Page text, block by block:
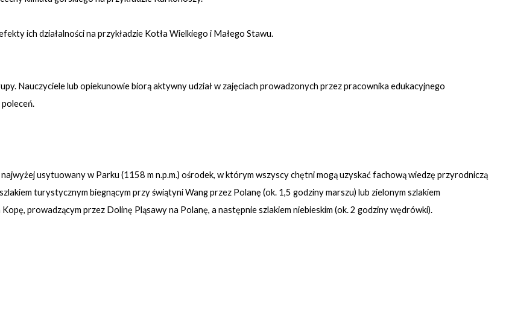
ich działalności na przykładzie Kotła Wielkiego i Małego Stawu.
Nauczyciele lub opiekunowie biorą aktywny udział w zajęciach prowadzonych przez pracownika edukacyjnego
usytuowany w Parku (1158 m n.p.m.) ośrodek, w którym wszyscy chętni mogą uzyskać fachową wiedzę przyrodniczą
turystycznym biegnącym przy świątyni Wang przez Polanę (ok. 1,5 godziny marszu) lub zielonym szlakiem
prowadzącym przez Dolinę Pląsawy na Polanę, a następnie szlakiem niebieskim (ok. 2 godziny wędrówki).